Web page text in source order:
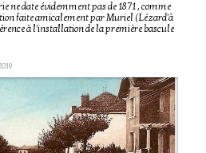
ne date évidemment pas de 1871 , comme
faite amicalement par Muriel (Lézard'à
à l'installation de la première bascule